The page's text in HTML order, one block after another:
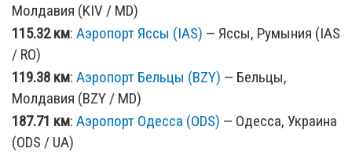
Молдавия (KIV / MD)
115.32 км: Аэропорт Яссы (IAS) — Яссы, Румыния (IAS
/ RO)
119.38 км: Аэропорт Бельцы (BZY) — Бельцы,
Молдавия (BZY / MD)
187.71 км: Аэропорт Одесса (ODS) — Одесса, Украина
(ODS / UA)